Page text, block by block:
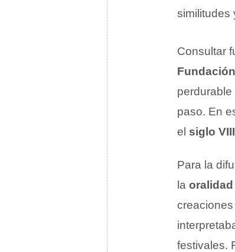
similitudes
Consultar
paso. En
el siglo
Para la
la oralidad
festivales.